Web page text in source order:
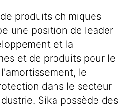
produits chimiques
une position de leader
et la
et de produits pour le
le
dans le secteur
Sika possède des